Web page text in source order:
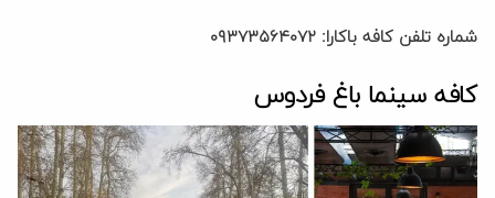
شماره تلفن کافه باکارا: ۰۹۳۷۳۵۶۴۰۷۲
کافه سینما باغ فردوس